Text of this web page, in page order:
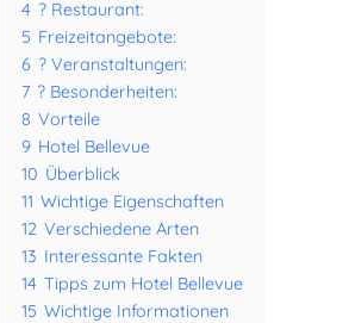
4 ? Restaurant:
5 Freizeitangebote:
6 ? Veranstaltungen:
7 ? Besonderheiten:
8 Vorteile
9 Hotel Bellevue
10 Überblick
11 Wichtige Eigenschaften
12 Verschiedene Arten
13 Interessante Fakten
14 Tipps zum Hotel Bellevue
15 Wichtige Informationen